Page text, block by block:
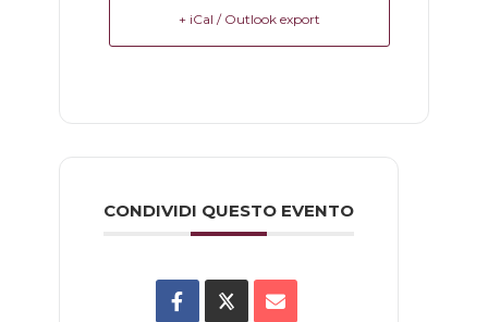
+ iCal / Outlook export
CONDIVIDI QUESTO EVENTO